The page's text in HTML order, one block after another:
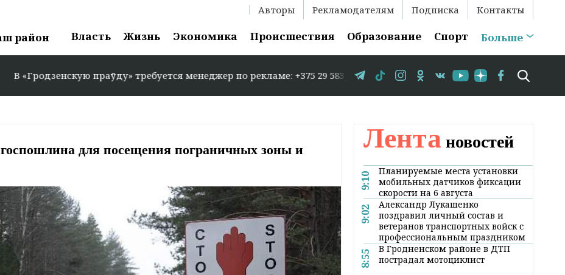
Авторы Рекламодателям Подписка Контакты
район Власть Жизнь Экономика Происшествия Образование Спорт Больше
праўду» требуется менеджер по рекламе: +375 29 583-35-86 // В Гродно временно закрывается движение
для посещения пограничных зоны и
Лента новостей
9:10
Планируемые места установки
мобильных датчиков фиксации
скорости на 6 августа
9:02
Александр Лукашенко
поздравил личный состав и
ветеранов транспортных войск с
профессиональным праздником
8:55
В Гродненском районе в ДТП
пострадал мотоциклист